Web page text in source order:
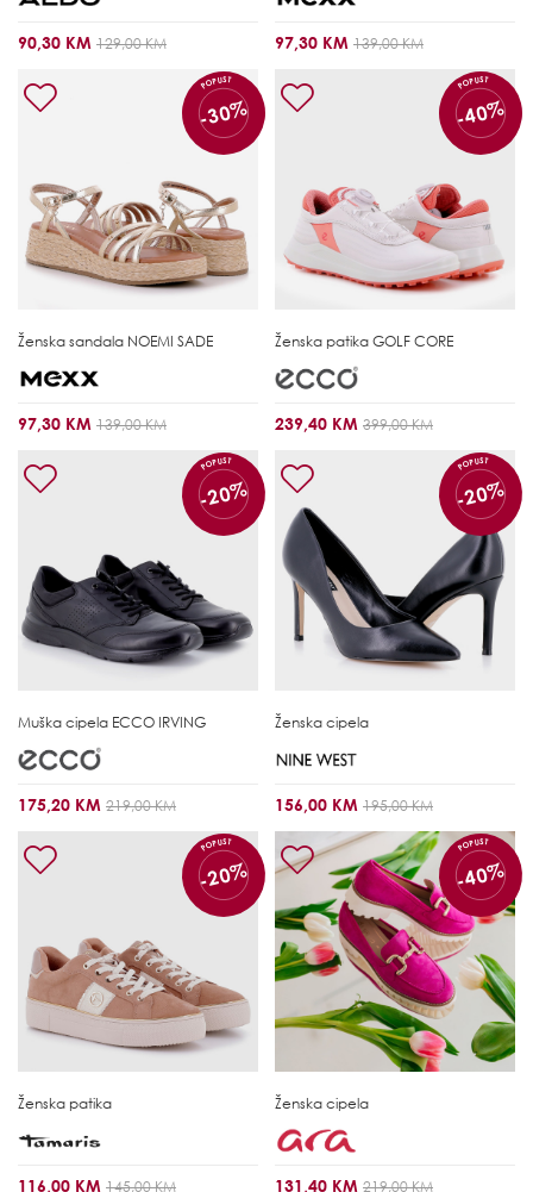
90,30 KM 129,00 KM 97,30 KM 139,00 KM
POPUST
-30%
Ženska sandala NOEMI SADE
97,30 KM 139,00 KM
POPUST
-40%
Ženska patika GOLF CORE
239,40 KM 399,00 KM
POPUST
-20%
Muška cipela ECCO IRVING
175,20 KM 219,00 KM
POPUST
-20%
Ženska cipela
156,00 KM 195,00 KM
POPUST
-20%
Ženska patika
116,00 KM 145,00 KM
POPUST
-40%
Ženska cipela
131,40 KM 219,00 KM